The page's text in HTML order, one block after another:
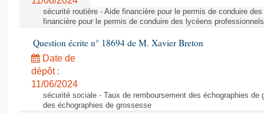
sécurité routière - Aide financière pour le permis de conduire
financière pour le permis de conduire des lycéens professionnels
Question écrite n° 18694 de M. Xavier Breton
Date de
dépôt :
11/06/2024
sécurité sociale - Taux de remboursement des échographies de
des échographies de grossesse